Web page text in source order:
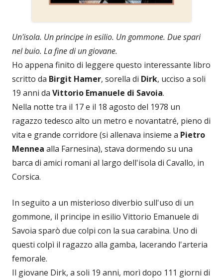
Un'isola. Un principe in esilio. Un gommone. Due spari
nel buio. La fine di un giovane.
Ho appena finito di leggere questo interessante libro
scritto da Birgit Hamer, sorella di Dirk, ucciso a soli
19 anni da Vittorio Emanuele di Savoia.
Nella notte tra il 17 e il 18 agosto del 1978 un
ragazzo tedesco alto un metro e novantatré, pieno di
vita e grande corridore (si allenava insieme a Pietro
Mennea alla Farnesina), stava dormendo su una
barca di amici romani al largo dell'isola di Cavallo, in
Corsica.
In seguito a un misterioso diverbio sull'uso di un
gommone, il principe in esilio Vittorio Emanuele di
Savoia sparò due colpi con la sua carabina. Uno di
questi colpì il ragazzo alla gamba, lacerando l'arteria
femorale.
Il giovane Dirk, a soli 19 anni, morì dopo 111 giorni di